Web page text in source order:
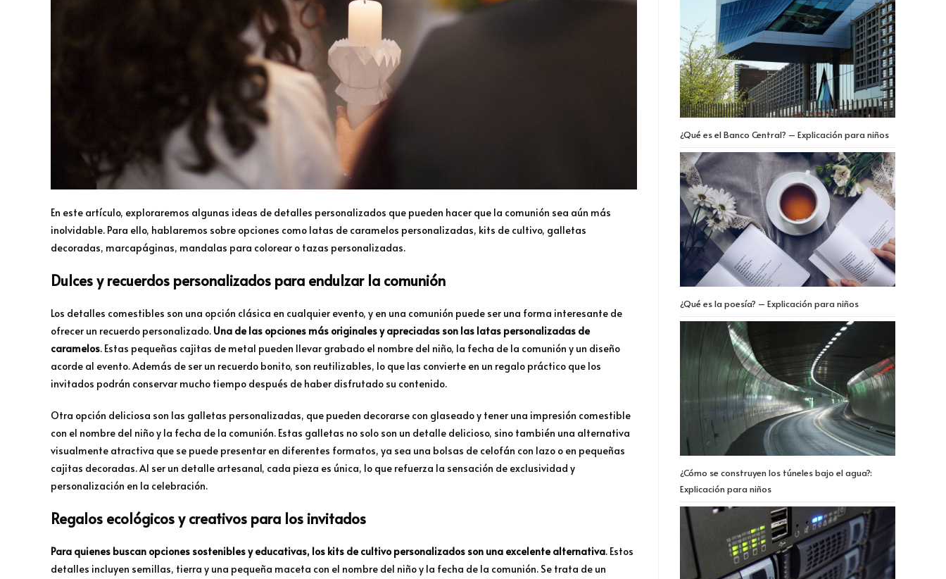
En este artículo, exploraremos algunas ideas de detalles personalizados que pueden hacer que la comunión sea aún más
inolvidable. Para ello, hablaremos sobre opciones como latas de caramelos personalizadas, kits de cultivo, galletas
decoradas, marcapáginas, mandalas para colorear o tazas personalizadas.
Dulces y recuerdos personalizados para endulzar la comunión
Los detalles comestibles son una opción clásica en cualquier evento, y en una comunión puede ser una forma interesante de
ofrecer un recuerdo personalizado. Una de las opciones más originales y apreciadas son las latas personalizadas de
caramelos. Estas pequeñas cajitas de metal pueden llevar grabado el nombre del niño, la fecha de la comunión y un diseño
acorde al evento. Además de ser un recuerdo bonito, son reutilizables, lo que las convierte en un regalo práctico que los
invitados podrán conservar mucho tiempo después de haber disfrutado su contenido.
Otra opción deliciosa son las galletas personalizadas, que pueden decorarse con glaseado y tener una impresión comestible
con el nombre del niño y la fecha de la comunión. Estas galletas no solo son un detalle delicioso, sino también una alternativa
visualmente atractiva que se puede presentar en diferentes formatos, ya sea una bolsas de celofán con lazo o en pequeñas
cajitas decoradas. Al ser un detalle artesanal, cada pieza es única, lo que refuerza la sensación de exclusividad y
personalización en la celebración.
Regalos ecológicos y creativos para los invitados
Para quienes buscan opciones sostenibles y educativas, los kits de cultivo personalizados son una excelente alternativa. Estos
detalles incluyen semillas, tierra y una pequeña maceta con el nombre del niño y la fecha de la comunión. Se trata de un
¿Qué es el Banco Central? – Explicación para niños
¿Qué es la poesía? – Explicación para niños
¿Cómo se construyen los túneles bajo el agua?:
Explicación para niños